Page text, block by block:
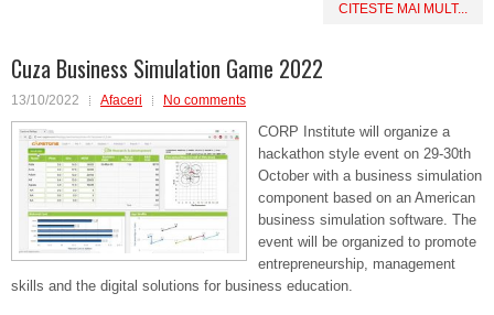
CITESTE MAI MULT...
Cuza Business Simulation Game 2022
13/10/2022 Afaceri No comments
CORP Institute will organize a
hackathon style event on 29-30th
October with a business simulation
component based on an American
business simulation software. The
event will be organized to promote
entrepreneurship, management
skills and the digital solutions for business education.